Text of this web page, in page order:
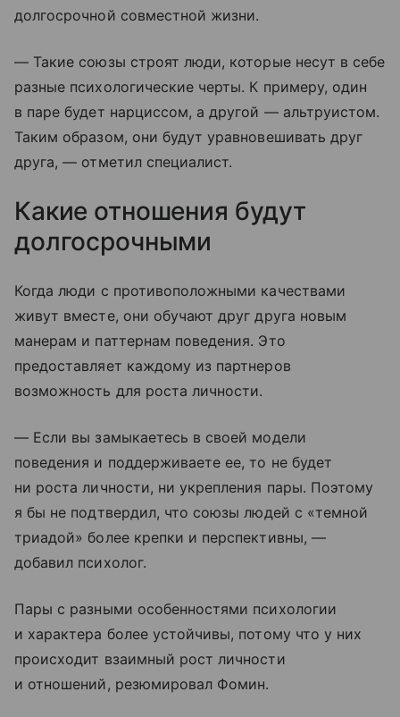
долгосрочной совместной жизни.
— Такие союзы строят люди, которые несут в себе
разные психологические черты. К примеру, один
в паре будет нарциссом, а другой — альтруистом.
Таким образом, они будут уравновешивать друг
друга, — отметил специалист.
Какие отношения будут
долгосрочными
Когда люди с противоположными качествами
живут вместе, они обучают друг друга новым
манерам и паттернам поведения. Это
предоставляет каждому из партнеров
возможность для роста личности.
— Если вы замыкаетесь в своей модели
поведения и поддерживаете ее, то не будет
ни роста личности, ни укрепления пары. Поэтому
я бы не подтвердил, что союзы людей с «темной
триадой» более крепки и перспективны, —
добавил психолог.
Пары с разными особенностями психологии
и характера более устойчивы, потому что у них
происходит взаимный рост личности
и отношений, резюмировал Фомин.